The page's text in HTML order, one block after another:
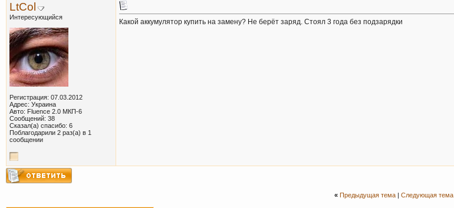
LtCol
Интересующийся
Регистрация: 07.03.2012
Адрес: Украина
Авто: Fluence 2.0 МКП-6
Сообщений: 38
Сказал(а) спасибо: 6
Поблагодарили 2 раз(а) в 1
сообщении
Какой аккумулятор купить на замену? Не берёт заряд. Стоял 3 года без подзарядки
« Предыдущая тема| Следующая тема